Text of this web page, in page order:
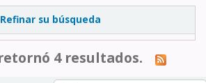
Refinar su búsqueda
4 resultados.